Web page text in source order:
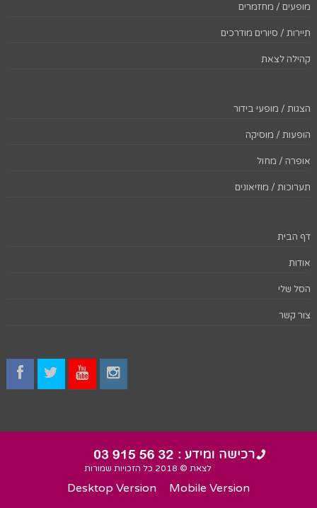
מופעים / מחזמרים
תיירות / סיורים מודרכים
קהילה לצאת
הצגות / מופעי בידור
הופעות / מוסיקה
אופרה / מחול
תערוכות / מוזיאונים
דף הבית
אודות
הסל שלי
צור קשר
לצאת © 2018 כל הזכויות שמורות
Desktop Version Mobile Version